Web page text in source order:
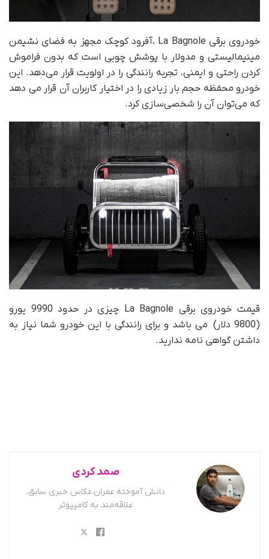
خودروی برقی La Bagnole ،آفرود کوچک مجهز به فضای نشیمن
مینیمالیستی و مدولار با پوشش چوبی است که بدون فراموش
کردن راحتی و ایمنی، تجربه رانندگی را در اولویت قرار می‌دهد. این
خودرو محفظه حجم بار زیادی را در اختیار کاربران آن قرار می دهد
که می‌توان آن را شخصی‌سازی کرد.
قیمت خودروی برقی La Bagnole چیزی در حدود 9990 یورو
(9800 دلار) می باشد و برای رانندگی با این خودرو شما نیاز به
داشتن گواهی نامه ندارید.
صمد کردی
دانش آموخته عمران،عکاس خبری سابق،
علاقه‌مند به کامپیوتر